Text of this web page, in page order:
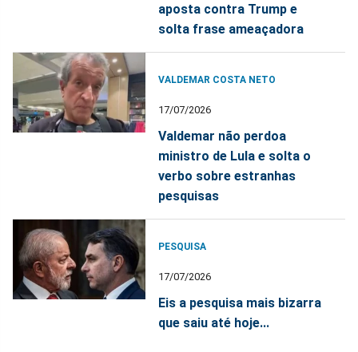
aposta contra Trump e
solta frase ameaçadora
VALDEMAR COSTA NETO
17/07/2026
Valdemar não perdoa
ministro de Lula e solta o
verbo sobre estranhas
pesquisas
PESQUISA
17/07/2026
Eis a pesquisa mais bizarra
que saiu até hoje...